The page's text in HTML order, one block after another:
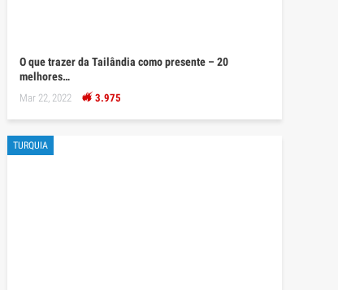
O que trazer da Tailândia como presente – 20
melhores…
Mar 22, 2022 3.975
TURQUIA